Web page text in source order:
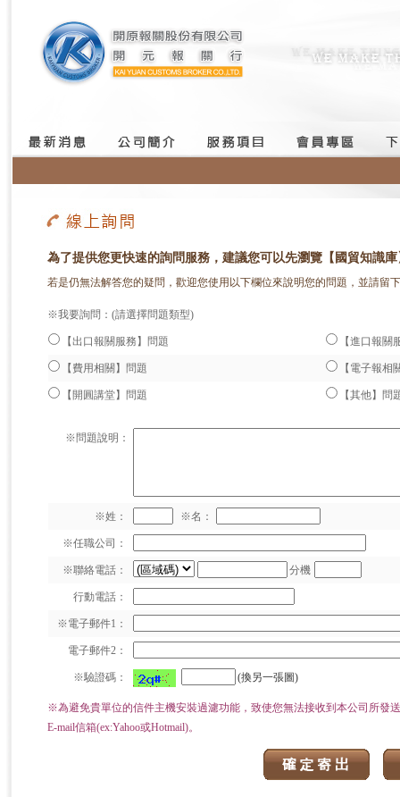
為了提供您更快速的詢問服務，建議您可以先瀏覽【國貿知識
若是仍無法解答您的疑問，歡迎您使用以下欄位來說明您的問題，並請留
※我要詢問：(請選擇問題類型)
【出口報關服務】問題 【進口報關
【費用相關】問題 【電子報相
【開圓講堂】問題 【其他】問
※問題說明：
※姓： ※名：
※任職公司：
※聯絡電話： 分機
行動電話：
※電子郵件1：
電子郵件2：
※驗證碼： (換另一張圖)
※為避免貴單位的信件主機安裝過濾功能，致使您無法接收到本公司所發
E-mail信箱(ex:Yahoo或Hotmail)。